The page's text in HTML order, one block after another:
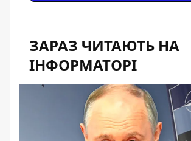
ЗАРАЗ ЧИТАЮТЬ НА
ІНФОРМАТОРІ